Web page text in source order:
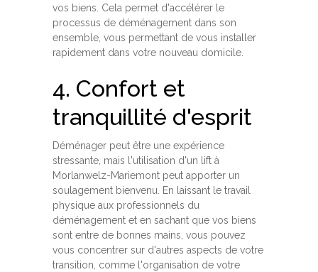
vos biens. Cela permet d'accélérer le
processus de déménagement dans son
ensemble, vous permettant de vous installer
rapidement dans votre nouveau domicile.
4. Confort et
tranquillité d'esprit
Déménager peut être une expérience
stressante, mais l'utilisation d'un lift à
Morlanwelz-Mariemont peut apporter un
soulagement bienvenu. En laissant le travail
physique aux professionnels du
déménagement et en sachant que vos biens
sont entre de bonnes mains, vous pouvez
vous concentrer sur d'autres aspects de votre
transition, comme l'organisation de votre